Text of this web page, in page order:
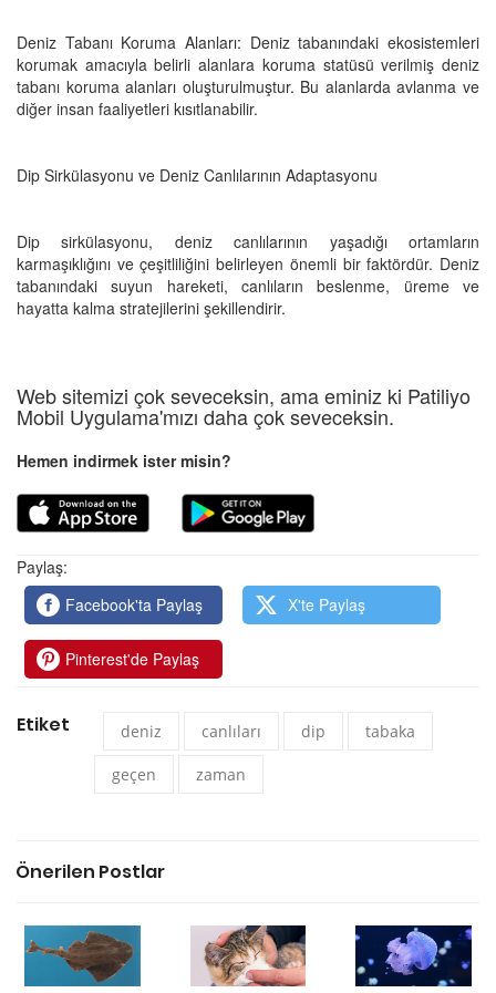
Deniz Tabanı Koruma Alanları: Deniz tabanındaki ekosistemleri
korumak amacıyla belirli alanlara koruma statüsü verilmiş deniz
tabanı koruma alanları oluşturulmuştur. Bu alanlarda avlanma ve
diğer insan faaliyetleri kısıtlanabilir.
Dip Sirkülasyonu ve Deniz Canlılarının Adaptasyonu
Dip sirkülasyonu, deniz canlılarının yaşadığı ortamların
karmaşıklığını ve çeşitliliğini belirleyen önemli bir faktördür. Deniz
tabanındaki suyun hareketi, canlıların beslenme, üreme ve
hayatta kalma stratejilerini şekillendirir.
Web sitemizi çok seveceksin, ama eminiz ki Patiliyo
Mobil Uygulama'mızı daha çok seveceksin.
Hemen indirmek ister misin?
Paylaş:
Facebook'ta Paylaş
X'te Paylaş
Pinterest'de Paylaş
Etiket deniz canlıları dip tabaka
geçen zaman
Önerilen Postlar